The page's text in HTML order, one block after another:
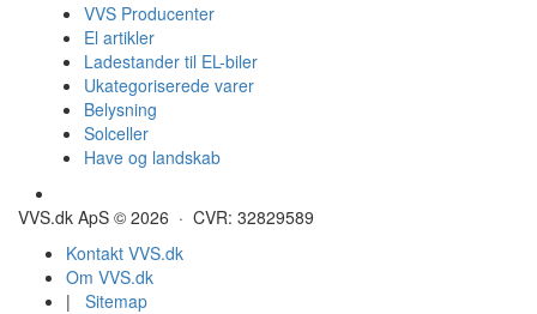
VVS Producenter
El artikler
Ladestander til EL-biler
Ukategoriserede varer
Belysning
Solceller
Have og landskab
VVS.dk ApS © 2026 · CVR: 32829589
Kontakt VVS.dk
Om VVS.dk
| Sitemap